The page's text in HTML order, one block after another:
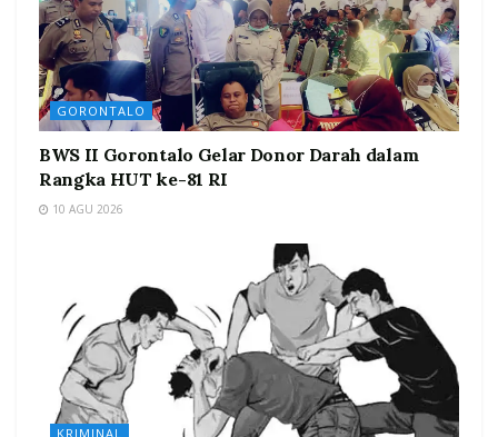
GORONTALO
BWS II Gorontalo Gelar Donor Darah dalam
Rangka HUT ke-81 RI
10 AGU 2026
KRIMINAL